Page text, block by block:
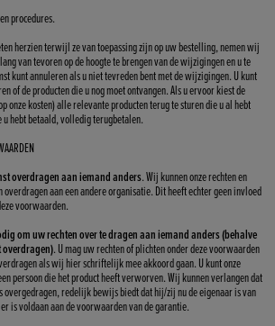
procedures.
herzien terwijl ze van toepassing zijn op uw bestelling, nemen wij
van tevoren op de hoogte te brengen van de wijzigingen en u te
kunt annuleren als u niet tevreden bent met de wijzigingen. U kunt
of de producten die u nog moet ontvangen. Als u ervoor kiest de
onze kosten) alle relevante producten terug te sturen die u al hebt
hebt betaald, volledig terugbetalen.
overdragen aan iemand anders. Wij kunnen onze rechten en
aan een andere organisatie. Dit heeft echter geen invloed
voorwaarden.
om uw rechten over te dragen aan iemand anders (behalve
. U mag uw rechten of plichten onder deze voorwaarden
als wij hier schriftelijk mee akkoord gaan. U kunt onze
persoon die het product heeft verworven. Wij kunnen verlangen dat
overgedragen, redelijk bewijs biedt dat hij/zij nu de eigenaar is van
is voldaan aan de voorwaarden van de garantie.